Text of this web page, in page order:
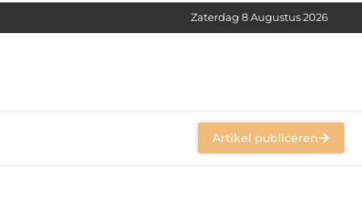
Zaterdag 8 Augustus 2026
Artikel publiceren